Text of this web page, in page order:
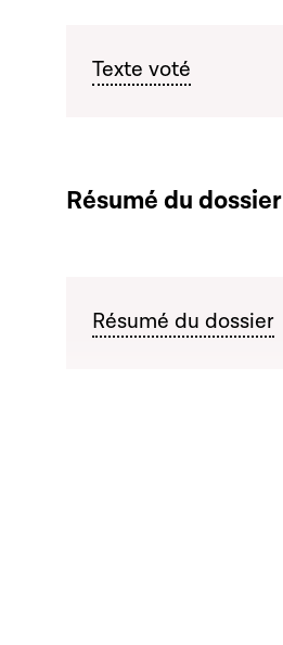
Texte voté
Résumé du dossier
Résumé du dossier